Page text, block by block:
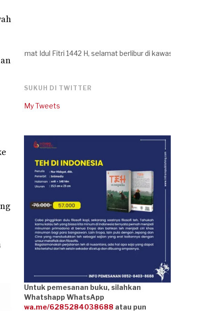
Fitri 1442 H, selamat berlibur di kawasan Sukuh dan
SUKUH DI TWITTER
My Tweets
Untuk pemesanan buku, silahkan
Whatshapp WhatsApp
wa.me/6285284038688 atau pun